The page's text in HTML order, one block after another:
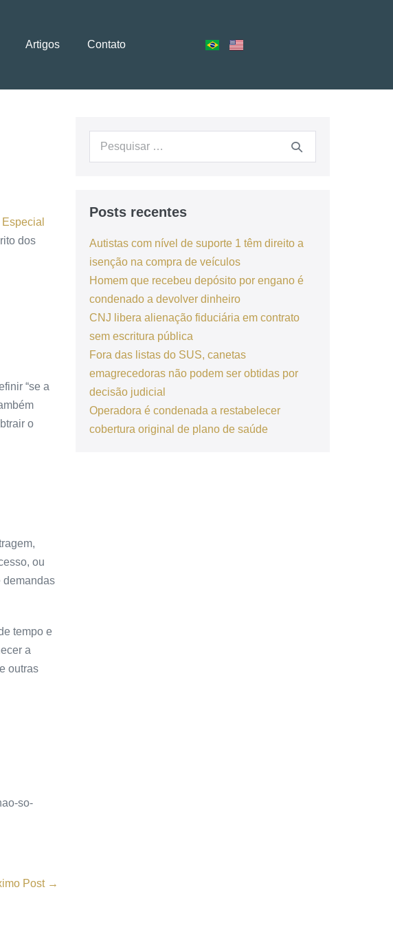
Artigos Contato
dos
“se a
o
ou
demandas
tempo e
a
outras
so-
Post →
Posts recentes
Autistas com nível de suporte 1 têm direito a
isenção na compra de veículos
Homem que recebeu depósito por engano é
condenado a devolver dinheiro
CNJ libera alienação fiduciária em contrato
sem escritura pública
Fora das listas do SUS, canetas
emagrecedoras não podem ser obtidas por
decisão judicial
Operadora é condenada a restabelecer
cobertura original de plano de saúde